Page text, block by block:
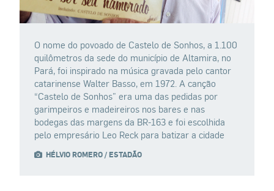
O nome do povoado de Castelo de Sonhos, a 1.100
quilômetros da sede do município de Altamira, no
Pará, foi inspirado na música gravada pelo cantor
catarinense Walter Basso, em 1972. A canção
“Castelo de Sonhos” era uma das pedidas por
garimpeiros e madeireiros nos bares e nas
bodegas das margens da BR-163 e foi escolhida
pelo empresário Leo Reck para batizar a cidade
HÉLVIO ROMERO / ESTADÃO